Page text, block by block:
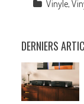
Vinyle,
DERNIERS